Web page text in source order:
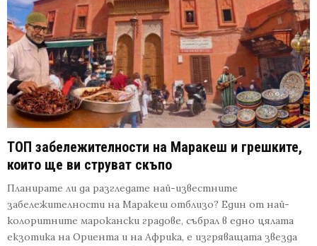
ТОП забележителности на Маракеш и грешките,
които ще ви струват скъпо
Планирате ли да разгледате най-известните
забележителности на Маракеш отблизо? Един от най-
колоритните марокански градове, събрал в едно цялата
екзотика на Ориента и на Африка, е изгряващата звезда